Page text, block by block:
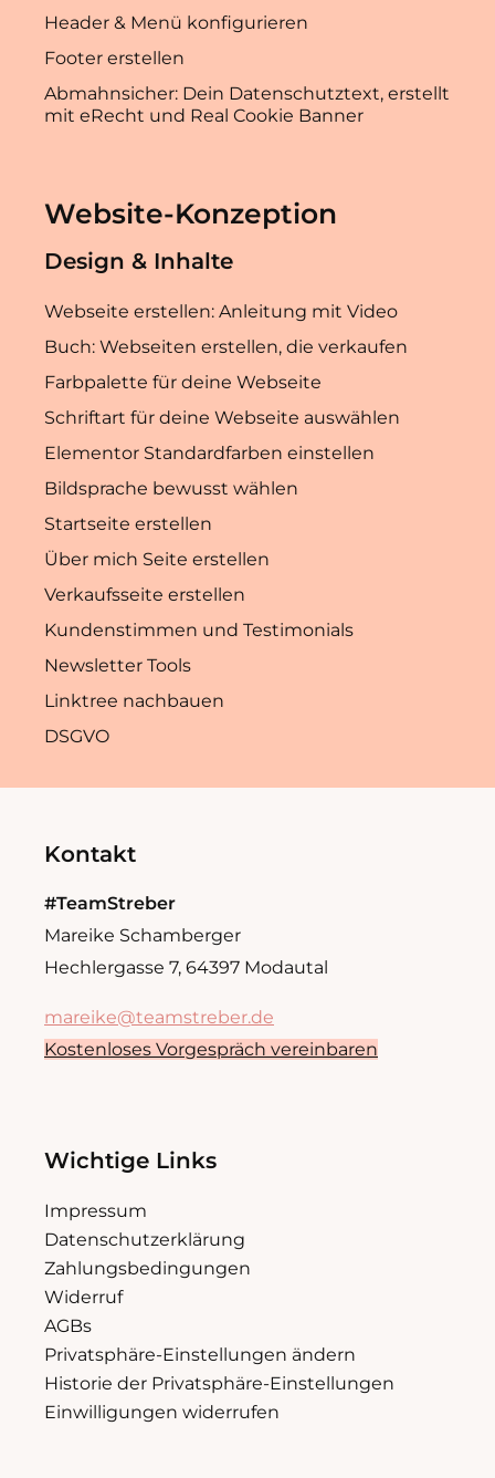
Header & Menü konfigurieren
Footer erstellen
Abmahnsicher: Dein Datenschutztext, erstellt
mit eRecht und Real Cookie Banner
Website-Konzeption
Design & Inhalte
Webseite erstellen: Anleitung mit Video
Buch: Webseiten erstellen, die verkaufen
Farbpalette für deine Webseite
Schriftart für deine Webseite auswählen
Elementor Standardfarben einstellen
Bildsprache bewusst wählen
Startseite erstellen
Über mich Seite erstellen
Verkaufsseite erstellen
Kundenstimmen und Testimonials
Newsletter Tools
Linktree nachbauen
DSGVO
Kontakt
#TeamStreber
Mareike Schamberger
Hechlergasse 7, 64397 Modautal
mareike@teamstreber.de
Kostenloses Vorgespräch vereinbaren
Wichtige Links
Impressum
Datenschutzerklärung
Zahlungsbedingungen
Widerruf
AGBs
Privatsphäre-Einstellungen ändern
Historie der Privatsphäre-Einstellungen
Einwilligungen widerrufen